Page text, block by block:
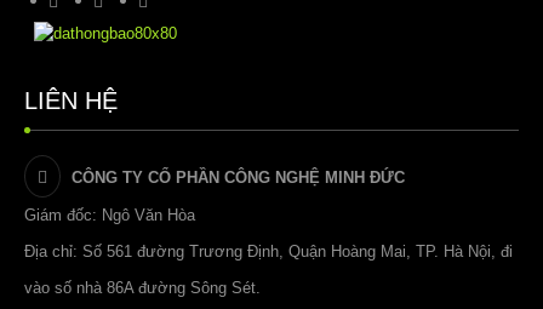
LIÊN HỆ
CÔNG TY CỔ PHẦN CÔNG NGHỆ MINH ĐỨC
Giám đốc: Ngô Văn Hòa
Địa chỉ: Số 561 đường Trương Định, Quận Hoàng Mai, TP. Hà Nội, đi
vào số nhà 86A đường Sông Sét.